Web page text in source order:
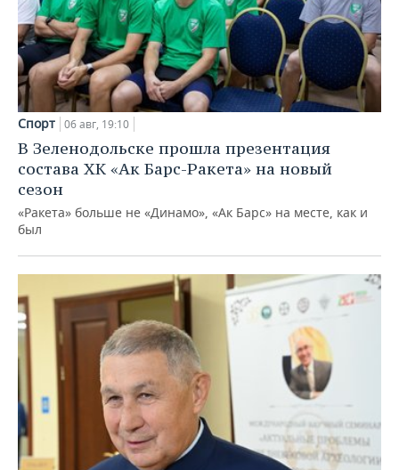
Спорт 06 авг, 19:10
В Зеленодольске прошла презентация
состава ХК «Ак Барс-Ракета» на новый
сезон
«Ракета» больше не «Динамо», «Ак Барс» на месте, как и
был